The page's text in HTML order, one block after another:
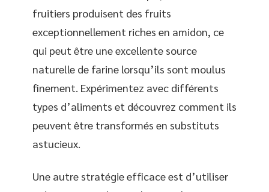
fruitiers produisent des fruits
exceptionnellement riches en amidon, ce
qui peut être une excellente source
naturelle de farine lorsqu’ils sont moulus
finement. Expérimentez avec différents
types d’aliments et découvrez comment ils
peuvent être transformés en substituts
astucieux.
Une autre stratégie efficace est d’utiliser